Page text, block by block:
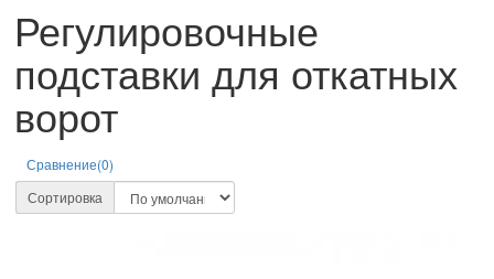
Регулировочные
подставки для откатных
ворот
Сравнение(0)
Сортировка